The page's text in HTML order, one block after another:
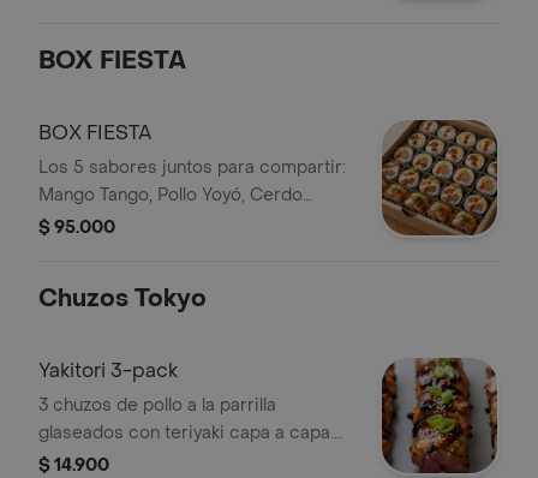
BOX FIESTA
BOX FIESTA
Los 5 sabores juntos para compartir:
Mango Tango, Pollo Yoyó, Cerdo
Gordo, Vaca Loca y Salmón Patrón
$ 95.000
Chuzos Tokyo
Yakitori 3-pack
3 chuzos de pollo a la parrilla
glaseados con teriyaki capa a capa.
Crujientes por fuera, jugosos por
$ 14.900